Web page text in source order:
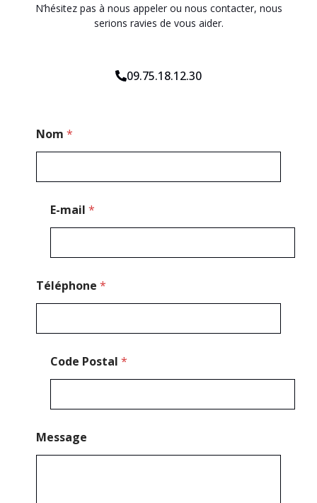
N’hésitez pas à nous appeler ou nous contacter, nous
serions ravies de vous aider.
09.75.18.12.30
Nom *
E-mail *
Téléphone *
Code Postal *
Message